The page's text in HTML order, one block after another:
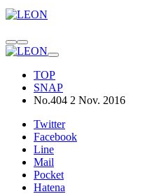
TOP
SNAP
No.404 2 Nov. 2016
Twitter
Facebook
Line
Mail
Pocket
Hatena